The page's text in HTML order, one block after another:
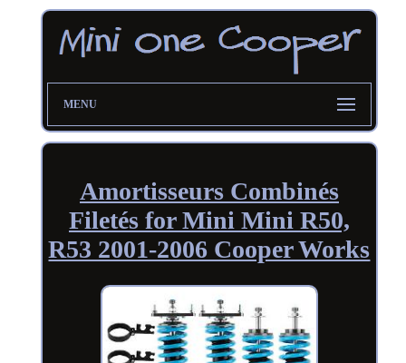
MENU
Amortisseurs Combinés
Filetés for Mini Mini R50,
R53 2001-2006 Cooper Works